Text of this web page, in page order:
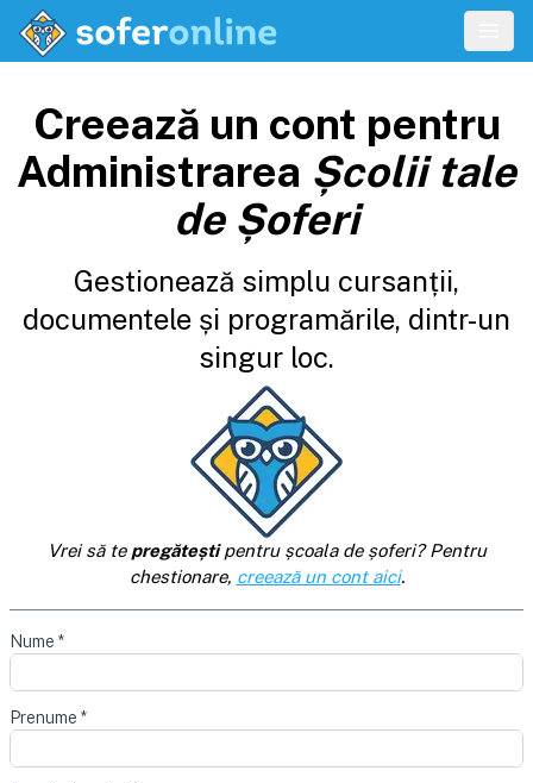
Creează un cont pentru
Administrarea Școlii tale
de Șoferi
Gestionează simplu cursanții,
documentele și programările, dintr-un
singur loc.
Vrei să te pregăteștipentru școala de șoferi? Pentru
chestionare, creează un cont aici.
Nume *
Prenume *